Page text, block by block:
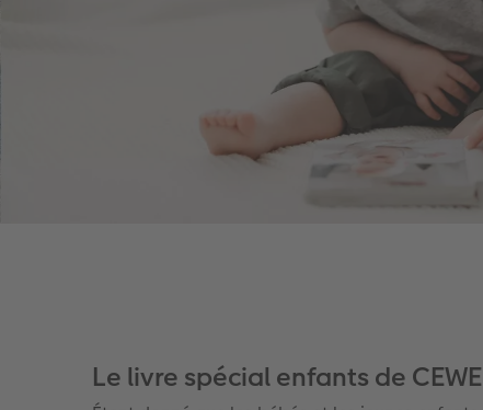
Le livre spécial enfants de CEWE